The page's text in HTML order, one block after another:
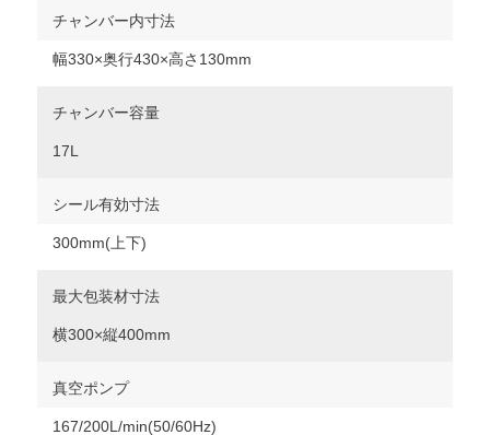
チャンバー内寸法
幅330×奥行430×高さ130mm
チャンバー容量
17L
シール有効寸法
300mm(上下)
最大包装材寸法
横300×縦400mm
真空ポンプ
167/200L/min(50/60Hz)